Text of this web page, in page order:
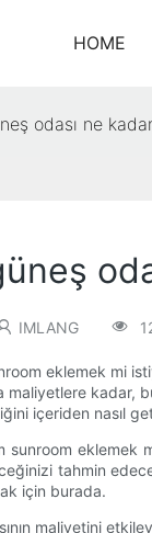
HOME
odası ne kadar
IMLANG
eklemek mi
kadar,
içeriden nasıl
sunroom eklemek
tahmin
için burada.
maliyetini